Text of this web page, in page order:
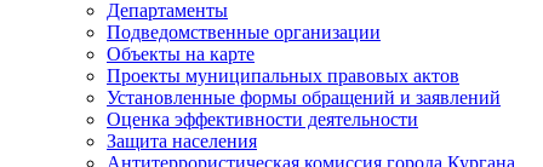
Департаменты
Подведомственные организации
Объекты на карте
Проекты муниципальных правовых актов
Установленные формы обращений и заявлений
Оценка эффективности деятельности
Защита населения